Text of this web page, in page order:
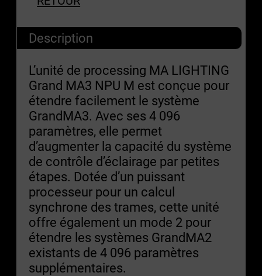
Description
L’unité de processing MA LIGHTING
Grand MA3 NPU M est conçue pour
étendre facilement le système
GrandMA3. Avec ses 4 096
paramètres, elle permet
d’augmenter la capacité du système
de contrôle d’éclairage par petites
étapes. Dotée d’un puissant
processeur pour un calcul
synchrone des trames, cette unité
offre également un mode 2 pour
étendre les systèmes GrandMA2
existants de 4 096 paramètres
supplémentaires.